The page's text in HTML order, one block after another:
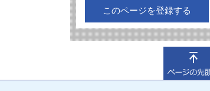
このページを登録する